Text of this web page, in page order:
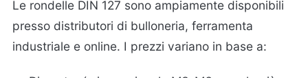
Le rondelle DIN 127 sono ampiamente disponibili
presso distributori di bulloneria, ferramenta
industriale e online. I prezzi variano in base a: